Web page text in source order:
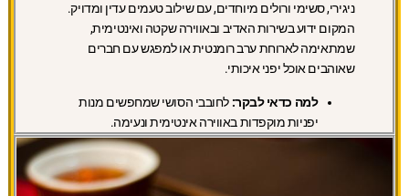
ניגירי, סשימי ורולים מיוחדים, עם שילוב טעמים עדין ומדויק.
המקום ידוע בשירות האדיב ובאווירה שקטה ואינטימית,
שמתאימה לארוחת ערב רומנטית או למפגש עם חברים
שאוהבים אוכל יפני איכותי.
למה כדאי לבקר: לחובבי הסושי שמחפשים מנות
יפניות מוקפדות באווירה אינטימית ונעימה.